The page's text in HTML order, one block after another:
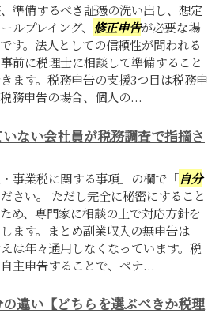
準備するべき証憑の洗い出し、想定
ルプレイング、 修正申告が必要な場
す。法人としての信頼性が問われる
前に税理士に相談して準備すること
ます。税務申告の支援3つ目は税務申
務申告の場合、個人の...
ない会社員が税務調査で指摘さ
事業税に関する事項」の欄で「自分
さい。 ただし完全に秘密にすること
め、専門家に相談の上で対応方針を
ます。まとめ副業収入の無申告は
は年々通用しなくなっています。税
主申告することで、ペナ...
違い【どちらを選ぶべきか税理